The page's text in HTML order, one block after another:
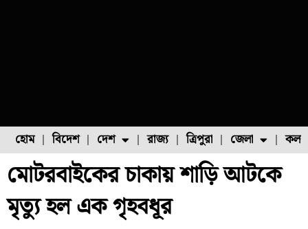
হোম বিদেশ দেশ
ফুল চাষ ফল চাষ মাছ চাষ পোল্ট্রি চাষ
রাজ্য ত্রিপুরা জেলা
উত্তর ২৪ পরগনা
মোটরবাইকের চাকায় শাড়ি আটকে
মৃত্যু হল এক গৃহবধূর